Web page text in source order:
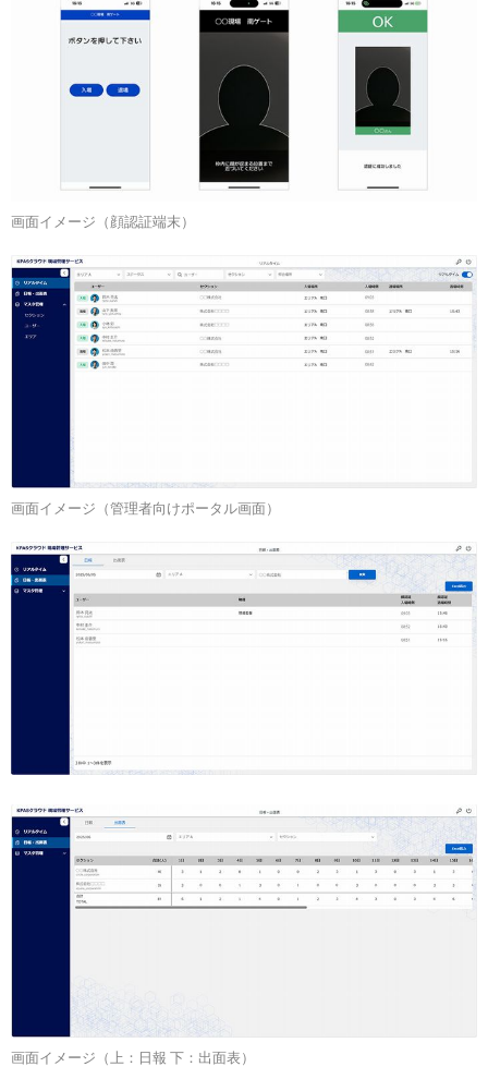
画面イメージ（顔認証端末）
画面イメージ（管理者向けポータル画面）
画面イメージ（上：日報 下：出面表）